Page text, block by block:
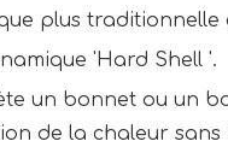
plus
'Hard Shell '.
un bonnet ou un
de la chaleur sans